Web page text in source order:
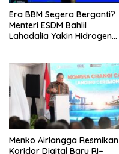
Era BBM Segera Berganti?
Menteri ESDM Bahlil
Lahadalia Yakin Hidrogen
Menko Airlangga Resmikan
Koridor Digital Baru RI–